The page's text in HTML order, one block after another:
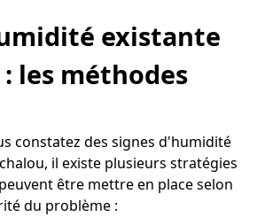
existante
les méthodes
constatez des signes d'humidité
il existe plusieurs stratégies
être mettre en place selon
du problème :